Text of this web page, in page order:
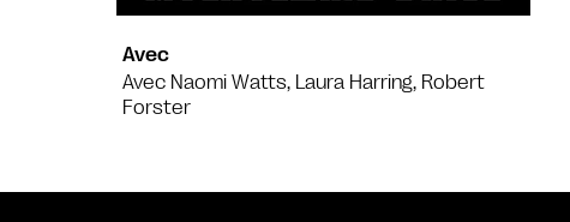
Avec
Avec Naomi Watts, Laura Harring, Robert
Forster